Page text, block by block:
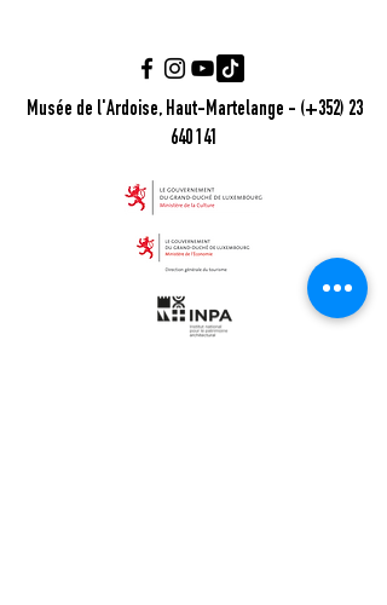
Musée de l'Ardoise, Haut-Martelange - (+352) 23
640 141